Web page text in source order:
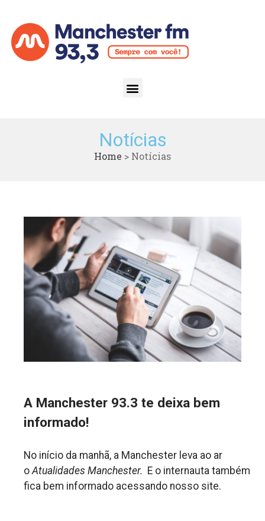
Notícias
Home > Notícias
A Manchester 93.3 te deixa bem
informado!
No início da manhã, a Manchester leva ao ar
oAtualidades Manchester. E o internauta também
fica bem informado acessando nosso site.